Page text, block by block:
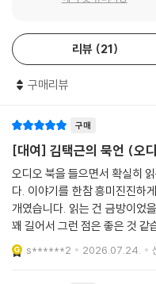
김대중 그리고 임동원ㆍ295
성공한 대통령이 있었다ㆍ299
김대중의 마지막 눈물ㆍ307
에필로그 ─ 김택근을 만나다
“취재가 깊어야 형용사를 자를
한다. 참을 수 없이 가벼워진
것을, 겨우겨우 사는 것을 향한
원국은 “오래전부터 김택근의
끼고 흉내 냈다”라고 고백했다.
삿되고 헛된 것을 부수는 진정한
난무하는 폭력에 전하는 ‘묵언’
〈경향신문〉에 연재한 동명의
‘말을 하지 않음’이다. 글을 쓴
뜻의 묵언을 제목으로 삼은 것
묵언의 의미에 대해 “말로 지은
“말이 극도로 오염된 시대에 묵
리뷰 21
구매리뷰
구매
[대여] 김택근의 묵언 (오
오디오 북을 들으면서 확실히
다. 이야기를 한참 흥미진진하
개였습니다. 읽는 건 금방이었
꽤 길어서 그런 점은 좋은 것 같
s******2 2026.07.24.